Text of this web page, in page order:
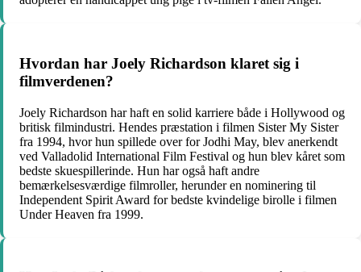
Hvordan har Joely Richardson klaret sig i
filmverdenen?
Joely Richardson har haft en solid karriere både i Hollywood og
britisk filmindustri. Hendes præstation i filmen Sister My Sister
fra 1994, hvor hun spillede over for Jodhi May, blev anerkendt
ved Valladolid International Film Festival og hun blev kåret som
bedste skuespillerinde. Hun har også haft andre
bemærkelsesværdige filmroller, herunder en nominering til
Independent Spirit Award for bedste kvindelige birolle i filmen
Under Heaven fra 1999.